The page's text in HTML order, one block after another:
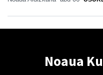
Noaua